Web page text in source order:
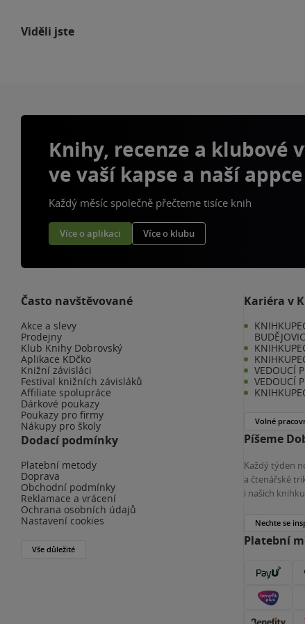
Viděli jste
Knihy, recenze a klubové
ve vaší kapse a naší
Každý měsíc společně přečteme tisíce knih
Více o aplikaci Více o klubu
Často navštěvované
Akce a slevy
Prodejny
Klub Knihy Dobrovský
Aplikace KDčko
Knižní závisláci
Festival knižních závisláků
Affiliate spolupráce
Dárkové poukazy
Poukazy pro firmy
Nákupy pro školy
Dodací podmínky
Platební metody
Doprava
Obchodní podmínky
Reklamace a vrácení
Ochrana osobních údajů
Nastavení cookies
Vše důležité
Kariéra v
VEDOUCÍ
VEDOUCÍ
Volné
Píšeme
Každý týden
a čtenářské
i našich
Nechte se
Platební